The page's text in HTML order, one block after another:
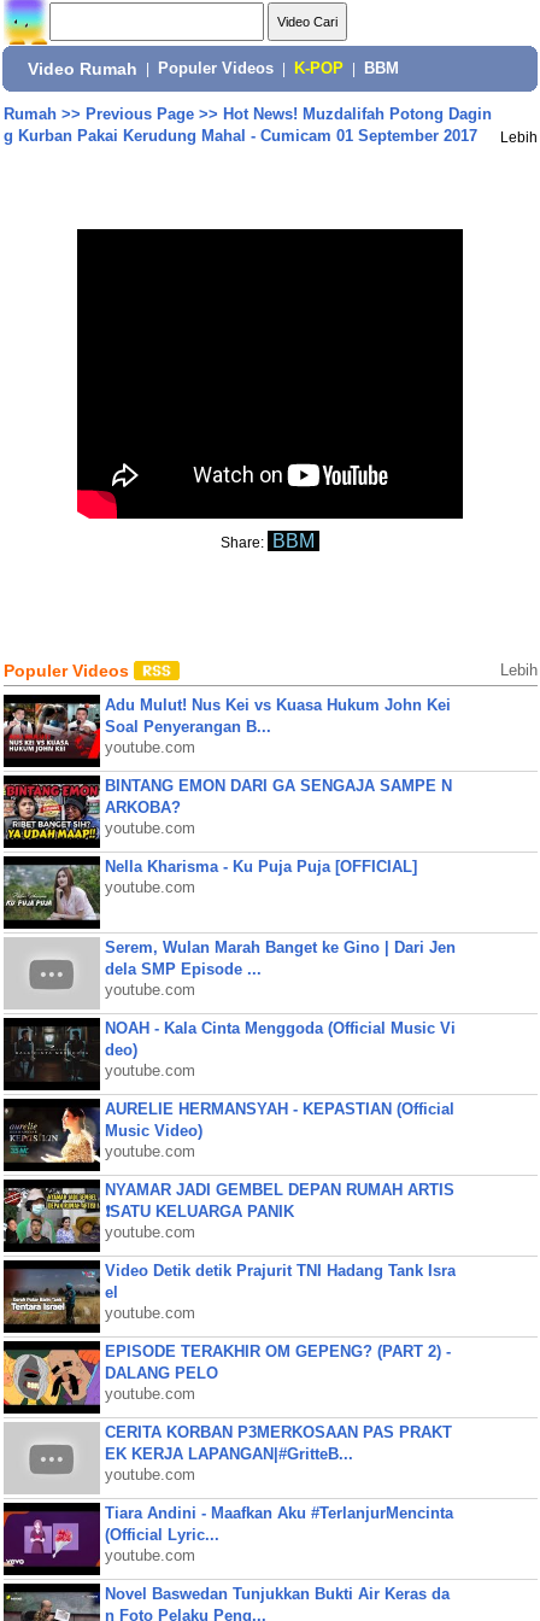
Video Rumah Populer Videos K-POP BBM
Rumah>> Previous Page>> Hot News! Muzdalifah Potong Dagin
g Kurban Pakai Kerudung Mahal - Cumicam 01 September 2017
Lebih
Share: BBM
Populer Videos Lebih
Adu Mulut! Nus Kei vs Kuasa Hukum John Kei
Soal Penyerangan B...
youtube.com
BINTANG EMON DARI GA SENGAJA SAMPE N
ARKOBA?
youtube.com
Nella Kharisma - Ku Puja Puja [OFFICIAL]
youtube.com
Serem, Wulan Marah Banget ke Gino | Dari Jen
dela SMP Episode ...
youtube.com
NOAH - Kala Cinta Menggoda (Official Music Vi
deo)
youtube.com
AURELIE HERMANSYAH - KEPASTIAN (Official
Music Video)
youtube.com
NYAMAR JADI GEMBEL DEPAN RUMAH ARTIS
❗SATU KELUARGA PANIK
youtube.com
Video Detik detik Prajurit TNI Hadang Tank Isra
el
youtube.com
EPISODE TERAKHIR OM GEPENG? (PART 2) -
DALANG PELO
youtube.com
CERITA KORBAN P3MERKOSAAN PAS PRAKT
EK KERJA LAPANGAN|#GritteB...
youtube.com
Tiara Andini - Maafkan Aku #TerlanjurMencinta
(Official Lyric...
youtube.com
Novel Baswedan Tunjukkan Bukti Air Keras da
n Foto Pelaku Peng...